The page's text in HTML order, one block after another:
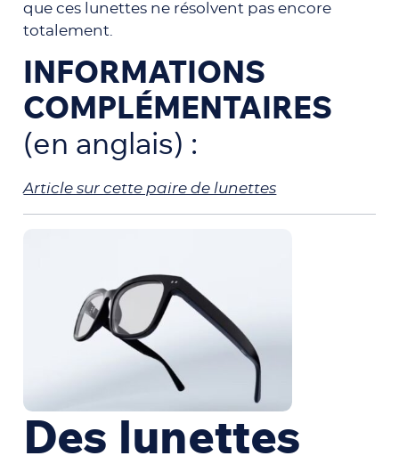
que ces lunettes ne résolvent pas encore
totalement.
INFORMATIONS
COMPLÉMENTAIRES
(en anglais) :
Article sur cette paire de lunettes
Des lunettes